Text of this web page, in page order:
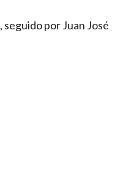
por Juan José